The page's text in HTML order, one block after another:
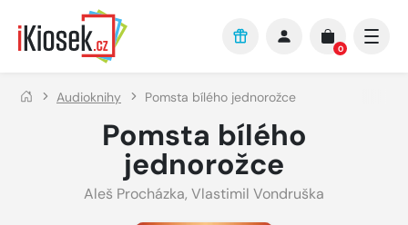
Přejít na hlavní obsah
0
Audioknihy Pomsta bílého jednorožce
Pomsta bílého
jednorožce
Aleš Procházka, Vlastimil Vondruška